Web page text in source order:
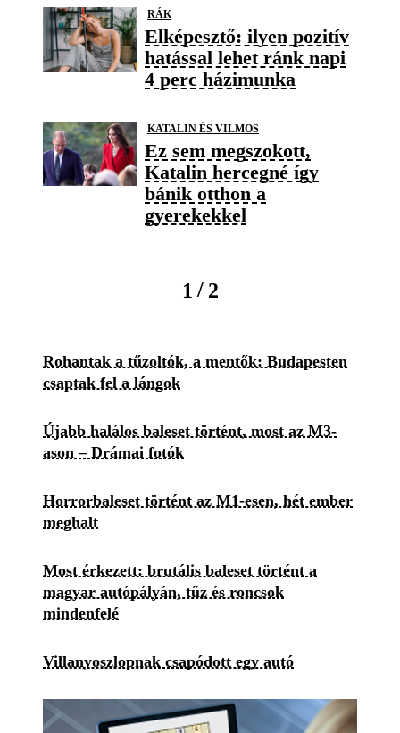
RÁK
Elképesztő: ilyen pozitív
hatással lehet ránk napi
4 perc házimunka
KATALIN ÉS VILMOS
Ez sem megszokott,
Katalin hercegné így
bánik otthon a
gyerekekkel
1 / 2
Rohantak a tűzoltók, a mentők: Budapesten
csaptak fel a lángok
Újabb halálos baleset történt, most az M3-
ason – Drámai fotók
Horrorbaleset történt az M1-esen, hét ember
meghalt
Most érkezett: brutális baleset történt a
magyar autópályán, tűz és roncsok
mindenfelé
Villanyoszlopnak csapódott egy autó